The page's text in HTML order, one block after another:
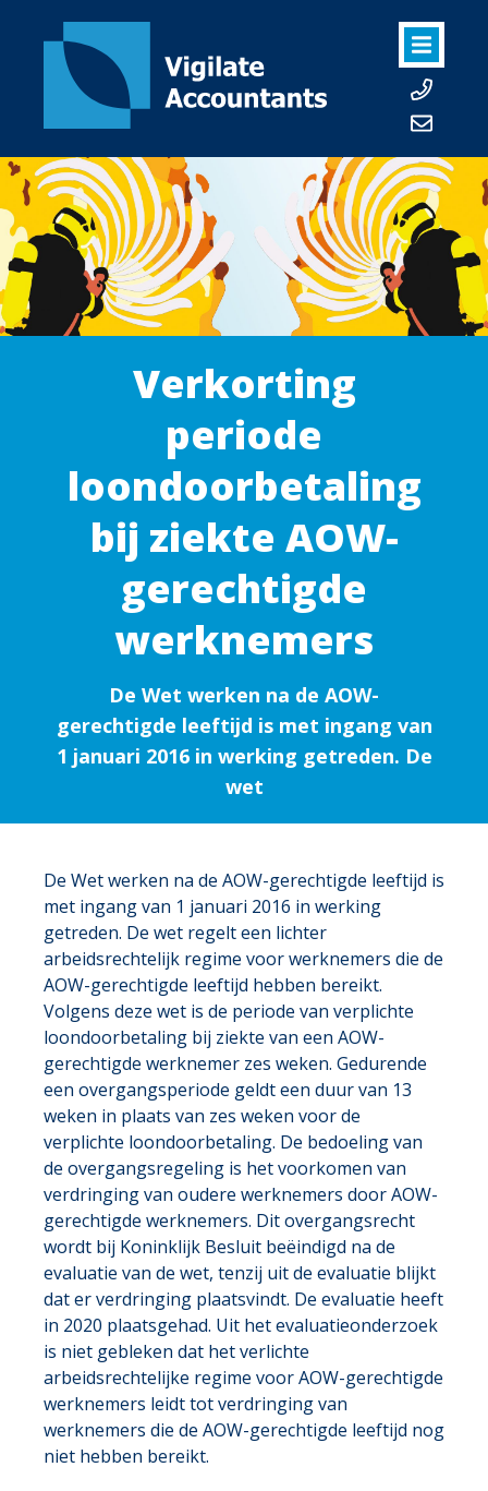
Verkorting
periode
loondoorbetaling
bij ziekte AOW-
gerechtigde
werknemers
De Wet werken na de AOW-
gerechtigde leeftijd is met ingang van
1 januari 2016 in werking getreden. De
wet
De Wet werken na de AOW-gerechtigde leeftijd is
met ingang van 1 januari 2016 in werking
getreden. De wet regelt een lichter
arbeidsrechtelijk regime voor werknemers die de
AOW-gerechtigde leeftijd hebben bereikt.
Volgens deze wet is de periode van verplichte
loondoorbetaling bij ziekte van een AOW-
gerechtigde werknemer zes weken. Gedurende
een overgangsperiode geldt een duur van 13
weken in plaats van zes weken voor de
verplichte loondoorbetaling. De bedoeling van
de overgangsregeling is het voorkomen van
verdringing van oudere werknemers door AOW-
gerechtigde werknemers. Dit overgangsrecht
wordt bij Koninklijk Besluit beëindigd na de
evaluatie van de wet, tenzij uit de evaluatie blijkt
dat er verdringing plaatsvindt. De evaluatie heeft
in 2020 plaatsgehad. Uit het evaluatieonderzoek
is niet gebleken dat het verlichte
arbeidsrechtelijke regime voor AOW-gerechtigde
werknemers leidt tot verdringing van
werknemers die de AOW-gerechtigde leeftijd nog
niet hebben bereikt.